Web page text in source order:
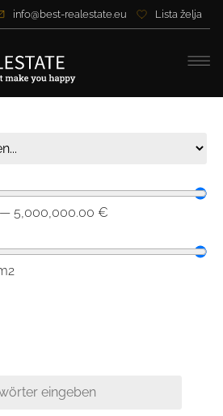
info@best-realestate.eu Lista želja
—5,000,000.00 €